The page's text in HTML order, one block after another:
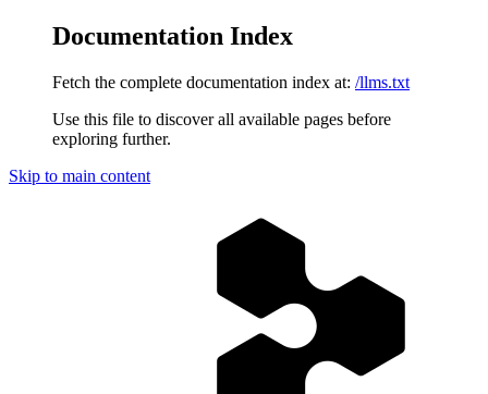
Documentation Index
Fetch the complete documentation index at: /llms.txt
Use this file to discover all available pages before
exploring further.
Skip to main content